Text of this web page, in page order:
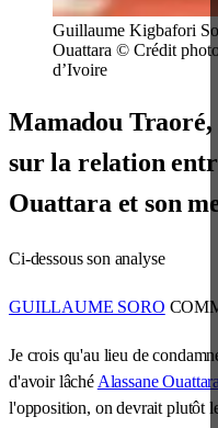
Guillaume Kigbafori
Ouattara © Crédit
d’Ivoire
Mamadou
sur la relation
Ouattara et son
Ci-dessous son analyse
GUILLAUME SORO
Je crois qu'au lieu de
d'avoir lâché Alassane Ouattara
l'opposition, on devrait plutôt